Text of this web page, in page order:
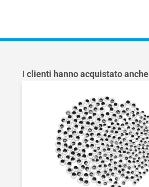
Salta la galleria dei prodotti
I clienti hanno acquistato anche